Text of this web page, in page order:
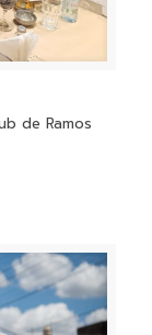
de Ramos